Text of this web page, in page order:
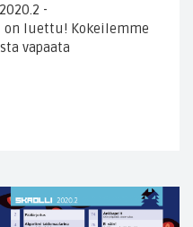
-
luettu! Kokeilemme
vapaata